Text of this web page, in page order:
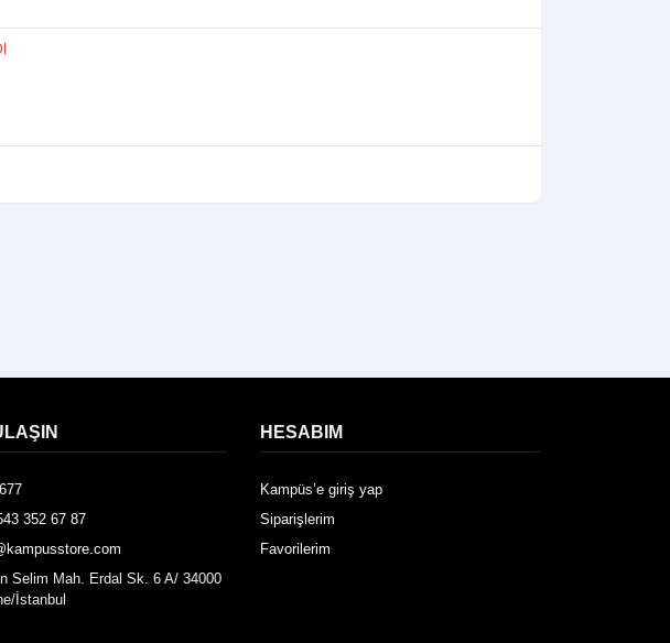
352 67 87
Selim Mah. Erdal Sk. 6 A/ 34000
İstanbul
HESABIM
Kampüs’e giriş yap
Siparişlerim
Favorilerim